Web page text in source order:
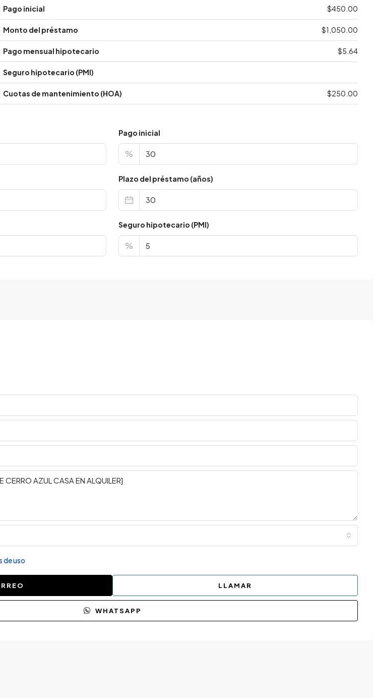
Pago inicial $450.00
Monto del préstamo $1,050.00
Pago mensual hipotecario $5.64
Seguro hipotecario (PMI)
Cuotas de mantenimiento (HOA) $250.00
Pago inicial
%
Plazo del préstamo (años)
Seguro hipotecario (PMI)
%
de uso
LLAMAR
WHATSAPP